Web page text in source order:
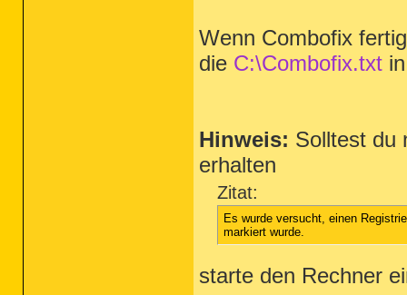
Wenn Combofix
die C:\Combofix.txt
Hinweis: Solltest du
erhalten
Zitat:
Es wurde versucht, einen
markiert wurde.
starte den Rechner